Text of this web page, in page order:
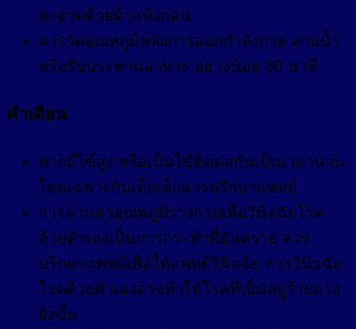
สะอาดด้วยผ้าแห้งก่อน
ควรวัดอุณหภูมิหลังการออกกำลังกาย อาบน้ำ
หรือรับประทานอาหาร อย่างน้อย 30 นาที
คำเตือน
หากมีไข้สูง หรือเป็นไข้ติดต่อกันเป็นเวลานาน
โดยเฉพาะกับเด็กเล็กควรปรึกษาแพทย์
การอ่านค่าอุณหภูมิร่างกายเพื่อวินิจฉัยโรค
ด้วยตัวเองเป็นการกระทำที่อันตราย ควร
ปรึกษาแพทย์เพื่อให้แพทย์วินิจฉัย การวินิจฉัย
โรคด้วยตัวเองอาจทำให้โรคที่เป็นอยู่ร้ายแรง
ยิ่งขึ้น